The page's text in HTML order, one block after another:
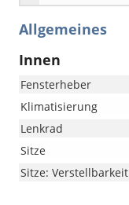
Allgemeines
Innen
Fensterheber
Klimatisierung
Lenkrad
Sitze
Sitze: Verstellbarkeit